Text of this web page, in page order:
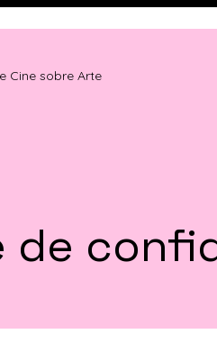
Cine sobre Arte
de